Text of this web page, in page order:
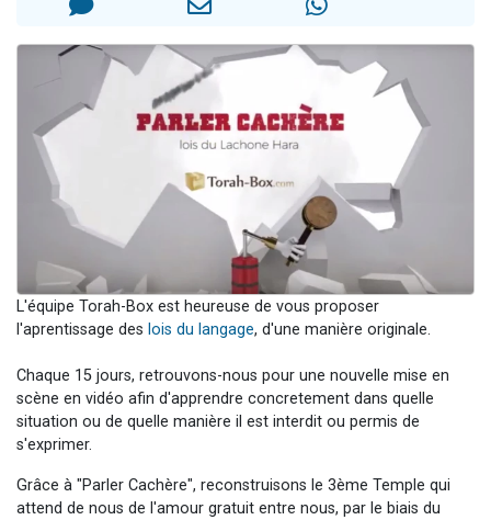
Il reste 49 places pour étudier en groupe sur Zoom
12 nouvelles musiques dans Torah-Box Music
L'équipe Torah-Box est heureuse de vous proposer
l'aprentissage des lois du langage, d'une manière originale.
Chaque 15 jours, retrouvons-nous pour une nouvelle mise en
scène en vidéo afin d'apprendre concretement dans quelle
situation ou de quelle manière il est interdit ou permis de
s'exprimer.
Grâce à "Parler Cachère", reconstruisons le 3ème Temple qui
attend de nous de l'amour gratuit entre nous, par le biais du